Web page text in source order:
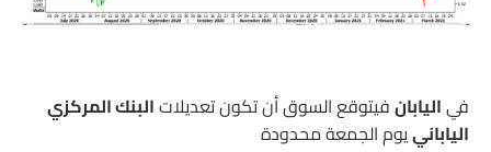
فياليابانفيتوقع السوق أن تكون تعديلاتالبنك المركزي
اليابانييوم الجمعة محدودة